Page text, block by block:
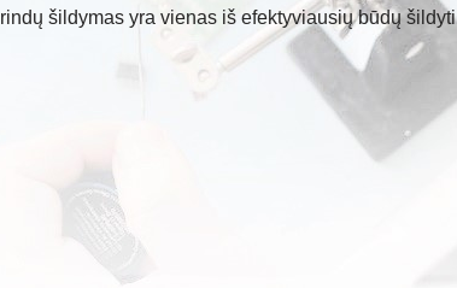
šildymas yra vienas iš efektyviausių būdų šildyti